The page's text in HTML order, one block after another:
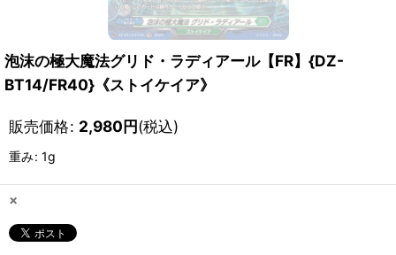
泡沫の極大魔法グリド・ラディアール【FR】{DZ-
BT14/FR40}《ストイケイア》
販売価格: 2,980円(税込)
重み: 1g
×